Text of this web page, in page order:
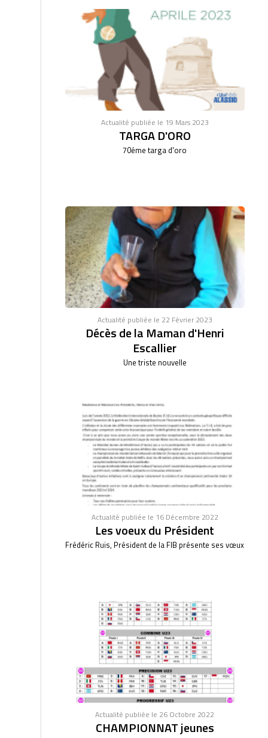
Actualité publiée le 19 Mars 2023
TARGA D'ORO
70éme targa d'oro
Actualité publiée le 22 Février 2023
Décès de la Maman d'Henri
Escallier
Une triste nouvelle
Actualité publiée le 16 Décembre 2022
Les voeux du Président
Frédéric Ruis, Président de la FIB présente ses vœux
Actualité publiée le 26 Octobre 2022
CHAMPIONNAT jeunes